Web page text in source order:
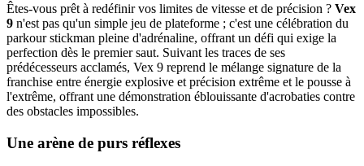
Êtes-vous prêt à redéfinir vos limites de vitesse et de précision ? Vex
9 n'est pas qu'un simple jeu de plateforme ; c'est une célébration du
parkour stickman pleine d'adrénaline, offrant un défi qui exige la
perfection dès le premier saut. Suivant les traces de ses
prédécesseurs acclamés, Vex 9 reprend le mélange signature de la
franchise entre énergie explosive et précision extrême et le pousse à
l'extrême, offrant une démonstration éblouissante d'acrobaties contre
des obstacles impossibles.
Une arène de purs réflexes